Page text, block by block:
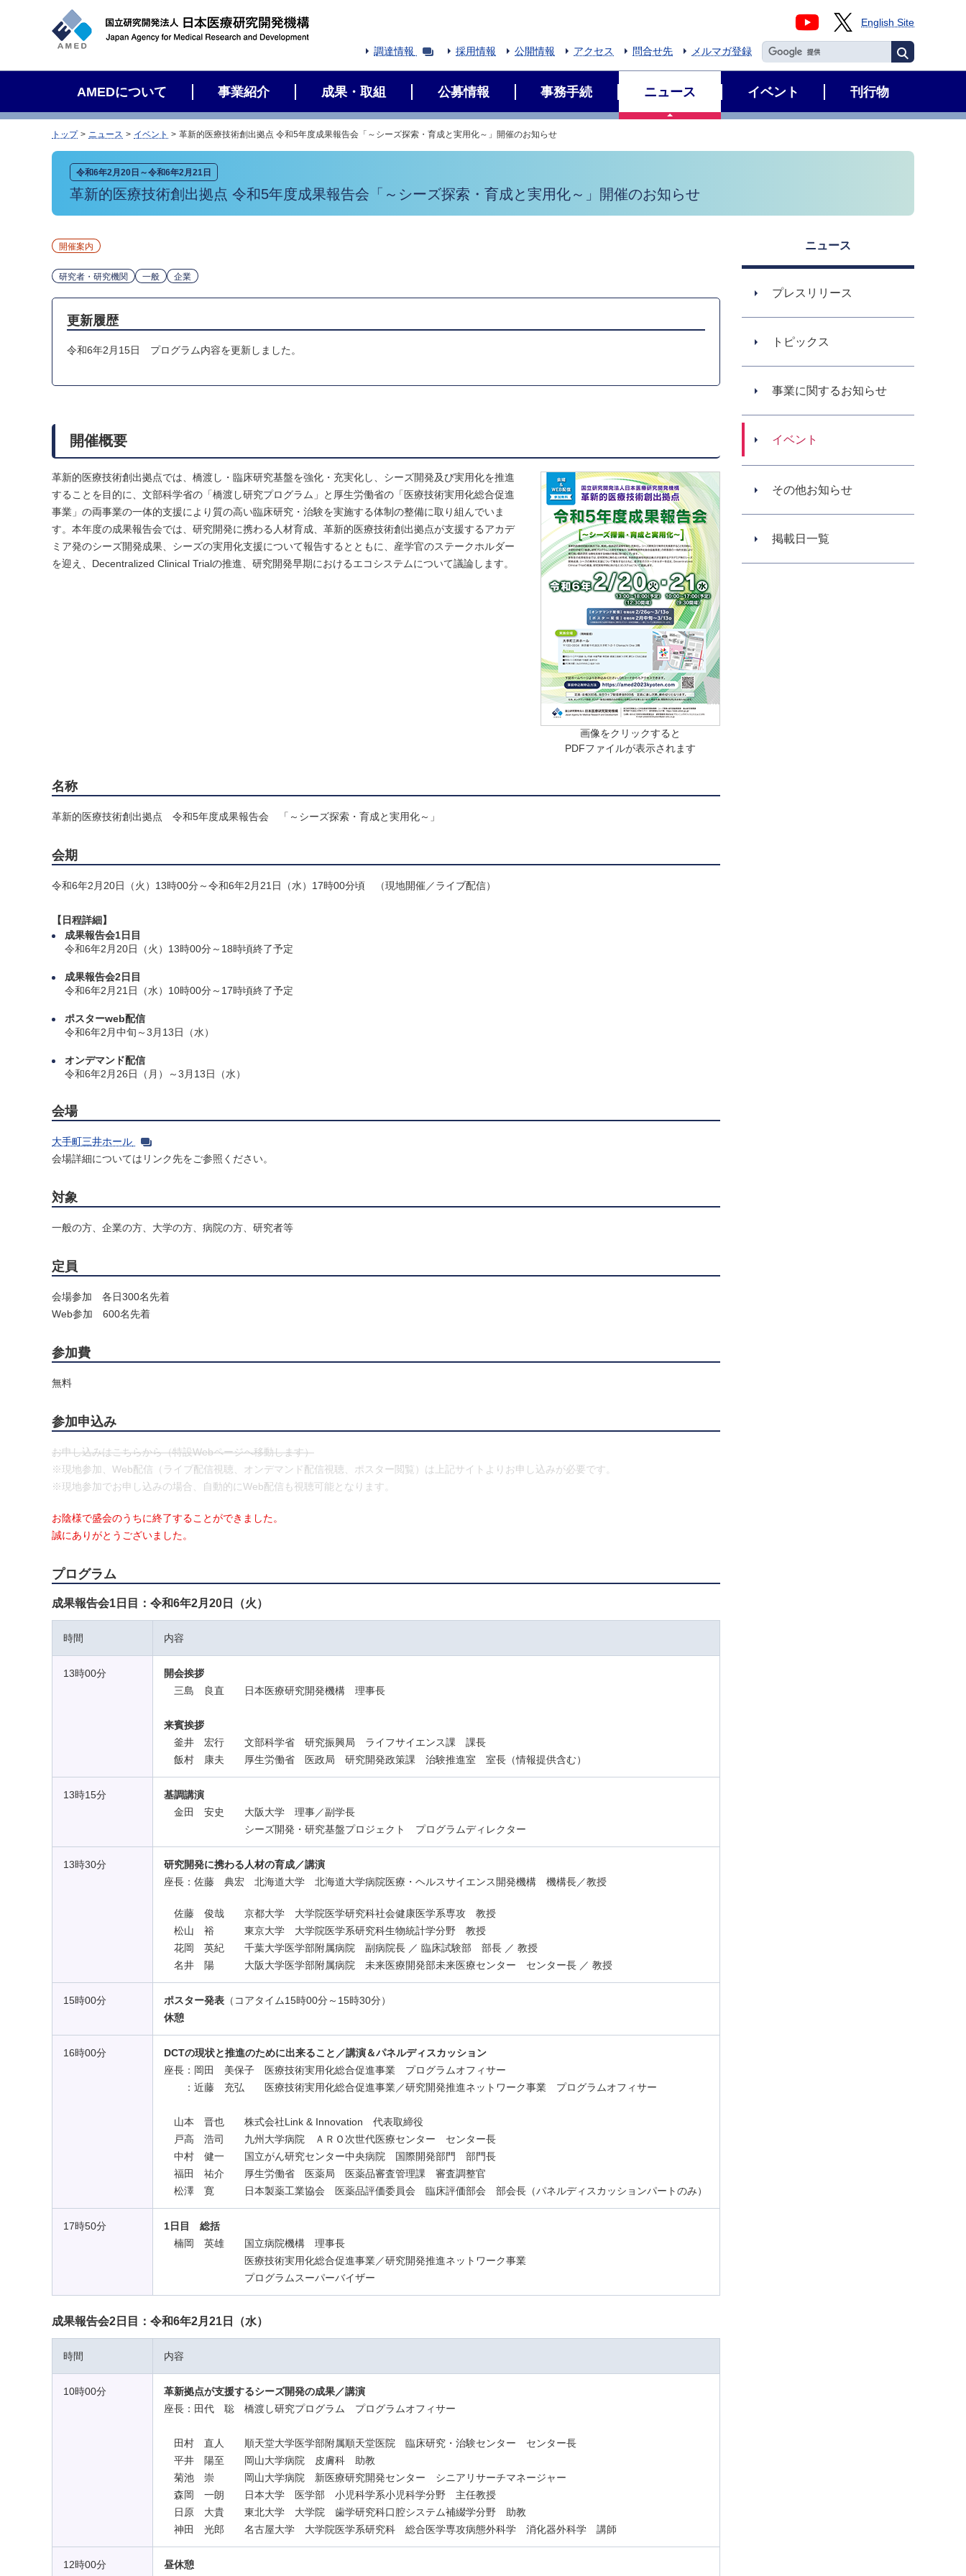
English Site
調達情報 採用情報 公開情報 アクセス 問合せ先 メルマガ登録
AMEDについて 事業紹介 成果・取組 公募情報 事務手続 ニュース イベント 刊行物
トップ ニュース イベント 革新的医療技術創出拠点 令和5年度成果報告会「～シーズ探索・育成と実用化～」開催のお知らせ
令和6年2月20日～令和6年2月21日
革新的医療技術創出拠点 令和5年度成果報告会「～シーズ探索・育成と実用化～」開催のお知らせ
開催案内
研究者・研究機関 一般 企業
更新履歴
令和6年2月15日 プログラム内容を更新しました。
開催概要
革新的医療技術創出拠点では、橋渡し・臨床研究基盤を強化・充実化し、シーズ開発及び実用化を推進
することを目的に、文部科学省の「橋渡し研究プログラム」と厚生労働省の「医療技術実用化総合促進
事業」の両事業の一体的支援により質の高い臨床研究・治験を実施する体制の整備に取り組んでいま
す。本年度の成果報告会では、研究開発に携わる人材育成、革新的医療技術創出拠点が支援するアカデ
ミア発のシーズ開発成果、シーズの実用化支援について報告するとともに、産学官のステークホルダー
を迎え、Decentralized Clinical Trialの推進、研究開発早期におけるエコシステムについて議論します。
画像をクリックすると
PDFファイルが表示されます
名称
革新的医療技術創出拠点 令和5年度成果報告会 「～シーズ探索・育成と実用化～」
会期
令和6年2月20日（火）13時00分～令和6年2月21日（水）17時00分頃 （現地開催／ライブ配信）
【日程詳細】
成果報告会1日目
令和6年2月20日（火）13時00分～18時頃終了予定
成果報告会2日目
令和6年2月21日（水）10時00分～17時頃終了予定
ポスターweb配信
令和6年2月中旬～3月13日（水）
オンデマンド配信
令和6年2月26日（月）～3月13日（水）
会場
大手町三井ホール
会場詳細についてはリンク先をご参照ください。
対象
一般の方、企業の方、大学の方、病院の方、研究者等
定員
会場参加 各日300名先着
Web参加 600名先着
参加費
無料
参加申込み
お申し込みはこちらから（特設Webページへ移動します）
※現地参加、Web配信（ライブ配信視聴、オンデマンド配信視聴、ポスター閲覧）は上記サイトよりお申し込みが必要です。
※現地参加でお申し込みの場合、自動的にWeb配信も視聴可能となります。
お陰様で盛会のうちに終了することができました。
誠にありがとうございました。
プログラム
成果報告会1日目：令和6年2月20日（火）
時間 内容
13時00分
開会挨拶
三島 良直 日本医療研究開発機構 理事長
来賓挨拶
釜井 宏行 文部科学省 研究振興局 ライフサイエンス課 課長
飯村 康夫 厚生労働省 医政局 研究開発政策課 治験推進室 室長（情報提供含む）
13時15分
基調講演
金田 安史 大阪大学 理事／副学長
シーズ開発・研究基盤プロジェクト プログラムディレクター
13時30分 研究開発に携わる人材の育成／講演
座長：佐藤 典宏 北海道大学 北海道大学病院医療・ヘルスサイエンス開発機構 機構長／教授
佐藤 俊哉 京都大学 大学院医学研究科社会健康医学系専攻 教授
松山 裕 東京大学 大学院医学系研究科生物統計学分野 教授
花岡 英紀 千葉大学医学部附属病院 副病院長 ／ 臨床試験部 部長 ／ 教授
名井 陽 大阪大学医学部附属病院 未来医療開発部未来医療センター センター長 ／ 教授
15時00分 ポスター発表 （コアタイム15時00分～15時30分）
休憩
16時00分 DCTの現状と推進のために出来ること ／講演＆パネルディスカッション
座長：岡田 美保子 医療技術実用化総合促進事業 プログラムオフィサー
：近藤 充弘 医療技術実用化総合促進事業／研究開発推進ネットワーク事業 プログラムオフィサー
山本 晋也 株式会社Link & Innovation 代表取締役
戸高 浩司 九州大学病院 ＡＲＯ次世代医療センター センター長
中村 健一 国立がん研究センター中央病院 国際開発部門 部門長
福田 祐介 厚生労働省 医薬局 医薬品審査管理課 審査調整官
松澤 寛 日本製薬工業協会 医薬品評価委員会 臨床評価部会 部会長（パネルディスカッションパートのみ）
17時50分
1日目 総括
楠岡 英雄 国立病院機構 理事長
医療技術実用化総合促進事業／研究開発推進ネットワーク事業
プログラムスーパーバイザー
成果報告会2日目：令和6年2月21日（水）
時間 内容
10時00分
革新拠点が支援するシーズ開発の成果／講演
座長：田代 聡 橋渡し研究プログラム プログラムオフィサー
田村 直人 順天堂大学医学部附属順天堂医院 臨床研究・治験センター センター長
平井 陽至 岡山大学病院 皮膚科 助教
菊池 崇 岡山大学病院 新医療研究開発センター シニアリサーチマネージャー
森岡 一朗 日本大学 医学部 小児科学系小児科学分野 主任教授
日原 大貴 東北大学 大学院 歯学研究科口腔システム補綴学分野 助教
神田 光郎 名古屋大学 大学院医学系研究科 総合医学専攻病態外科学 消化器外科学 講師
12時00分 昼休憩
ニュース
プレスリリース
トピックス
事業に関するお知らせ
イベント
その他お知らせ
掲載日一覧